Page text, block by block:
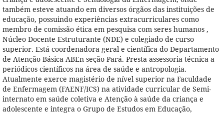
também esteve atuando em diversos órgãos das instituições de
educação, possuindo experiências extracurriculares como
membro de comissão ética em pesquisa com seres humanos ,
Núcleo Docente Estruturante (NDE) e colegiado de curso
superior. Está coordenadora geral e científica do Departamento
de Atenção Básica ABEn seção Pará. Presta assessoria técnica a
periódicos científicos na área de saúde e antropologia.
Atualmente exerce magistério de nível superior na Faculdade
de Enfermagem (FAENF/ICS) na atividade curricular de Semi-
internato em saúde coletiva e Atenção à saúde da criança e
adolescente e integra o Grupo de Estudos em Educação,